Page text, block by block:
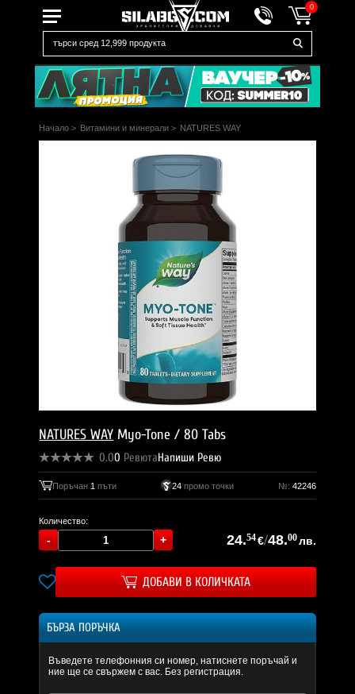
0
Начало > Витамини и минерали > NATURES WAY
NATURES WAY Myo-Tone / 80 Tabs
0.00 РевютаНапиши Ревю
Поръчан 1 пъти 24промо точки №: 42246
Количество:
24.54€/48.00лв.
ДОБАВИ В КОЛИЧКАТА
БЪРЗА ПОРЪЧКА
Въведете телефонния си номер, натиснете поръчай и
ние ще се свържем с вас. Без регистрация.